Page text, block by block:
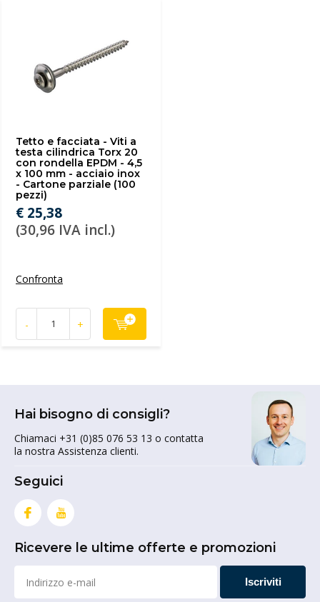
Tetto e facciata - Viti a
testa cilindrica Torx 20
con rondella EPDM - 4,5
x 100 mm - acciaio inox
- Cartone parziale (100
pezzi)
€ 25,38
(30,96 IVA incl.)
Confronta
- +
Hai bisogno di consigli?
Chiamaci +31 (0)85 076 53 13 o contatta
la nostra Assistenza clienti.
Seguici
Ricevere le ultime offerte e promozioni
Iscriviti